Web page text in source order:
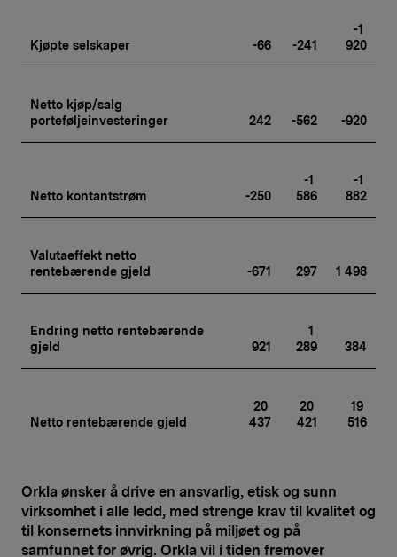
Kjøpte selskaper -66 -241
-1
920
Netto kjøp/salg
porteføljeinvesteringer
242 -562 -920
Netto kontantstrøm -250
-1
586
-1
882
Valutaeffekt netto
rentebærende gjeld
-671 297 1 498
Endring netto rentebærende
gjeld
921
1
289
384
Netto rentebærende gjeld
20
437
20
421
19
516
Orkla ønsker å drive en ansvarlig, etisk og sunn
virksomhet i alle ledd, med strenge krav til kvalitet og
til konsernets innvirkning på miljøet og på
samfunnet for øvrig. Orkla vil i tiden fremover